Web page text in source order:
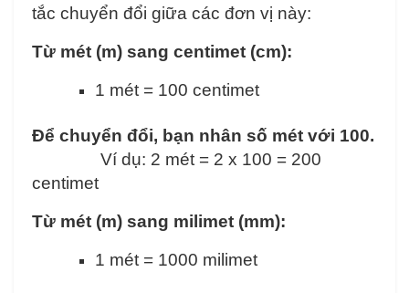
tắc chuyển đổi giữa các đơn vị này:
Từ mét (m) sang centimet (cm):
1 mét = 100 centimet
Để chuyển đổi, bạn nhân số mét với 100.
Ví dụ: 2 mét = 2 x 100 = 200
centimet
Từ mét (m) sang milimet (mm):
1 mét = 1000 milimet